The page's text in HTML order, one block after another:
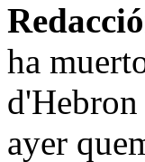
ha
ayer